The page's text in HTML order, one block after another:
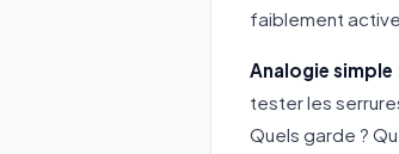
faiblement
Analogie simple
tester les
Quels garde ?